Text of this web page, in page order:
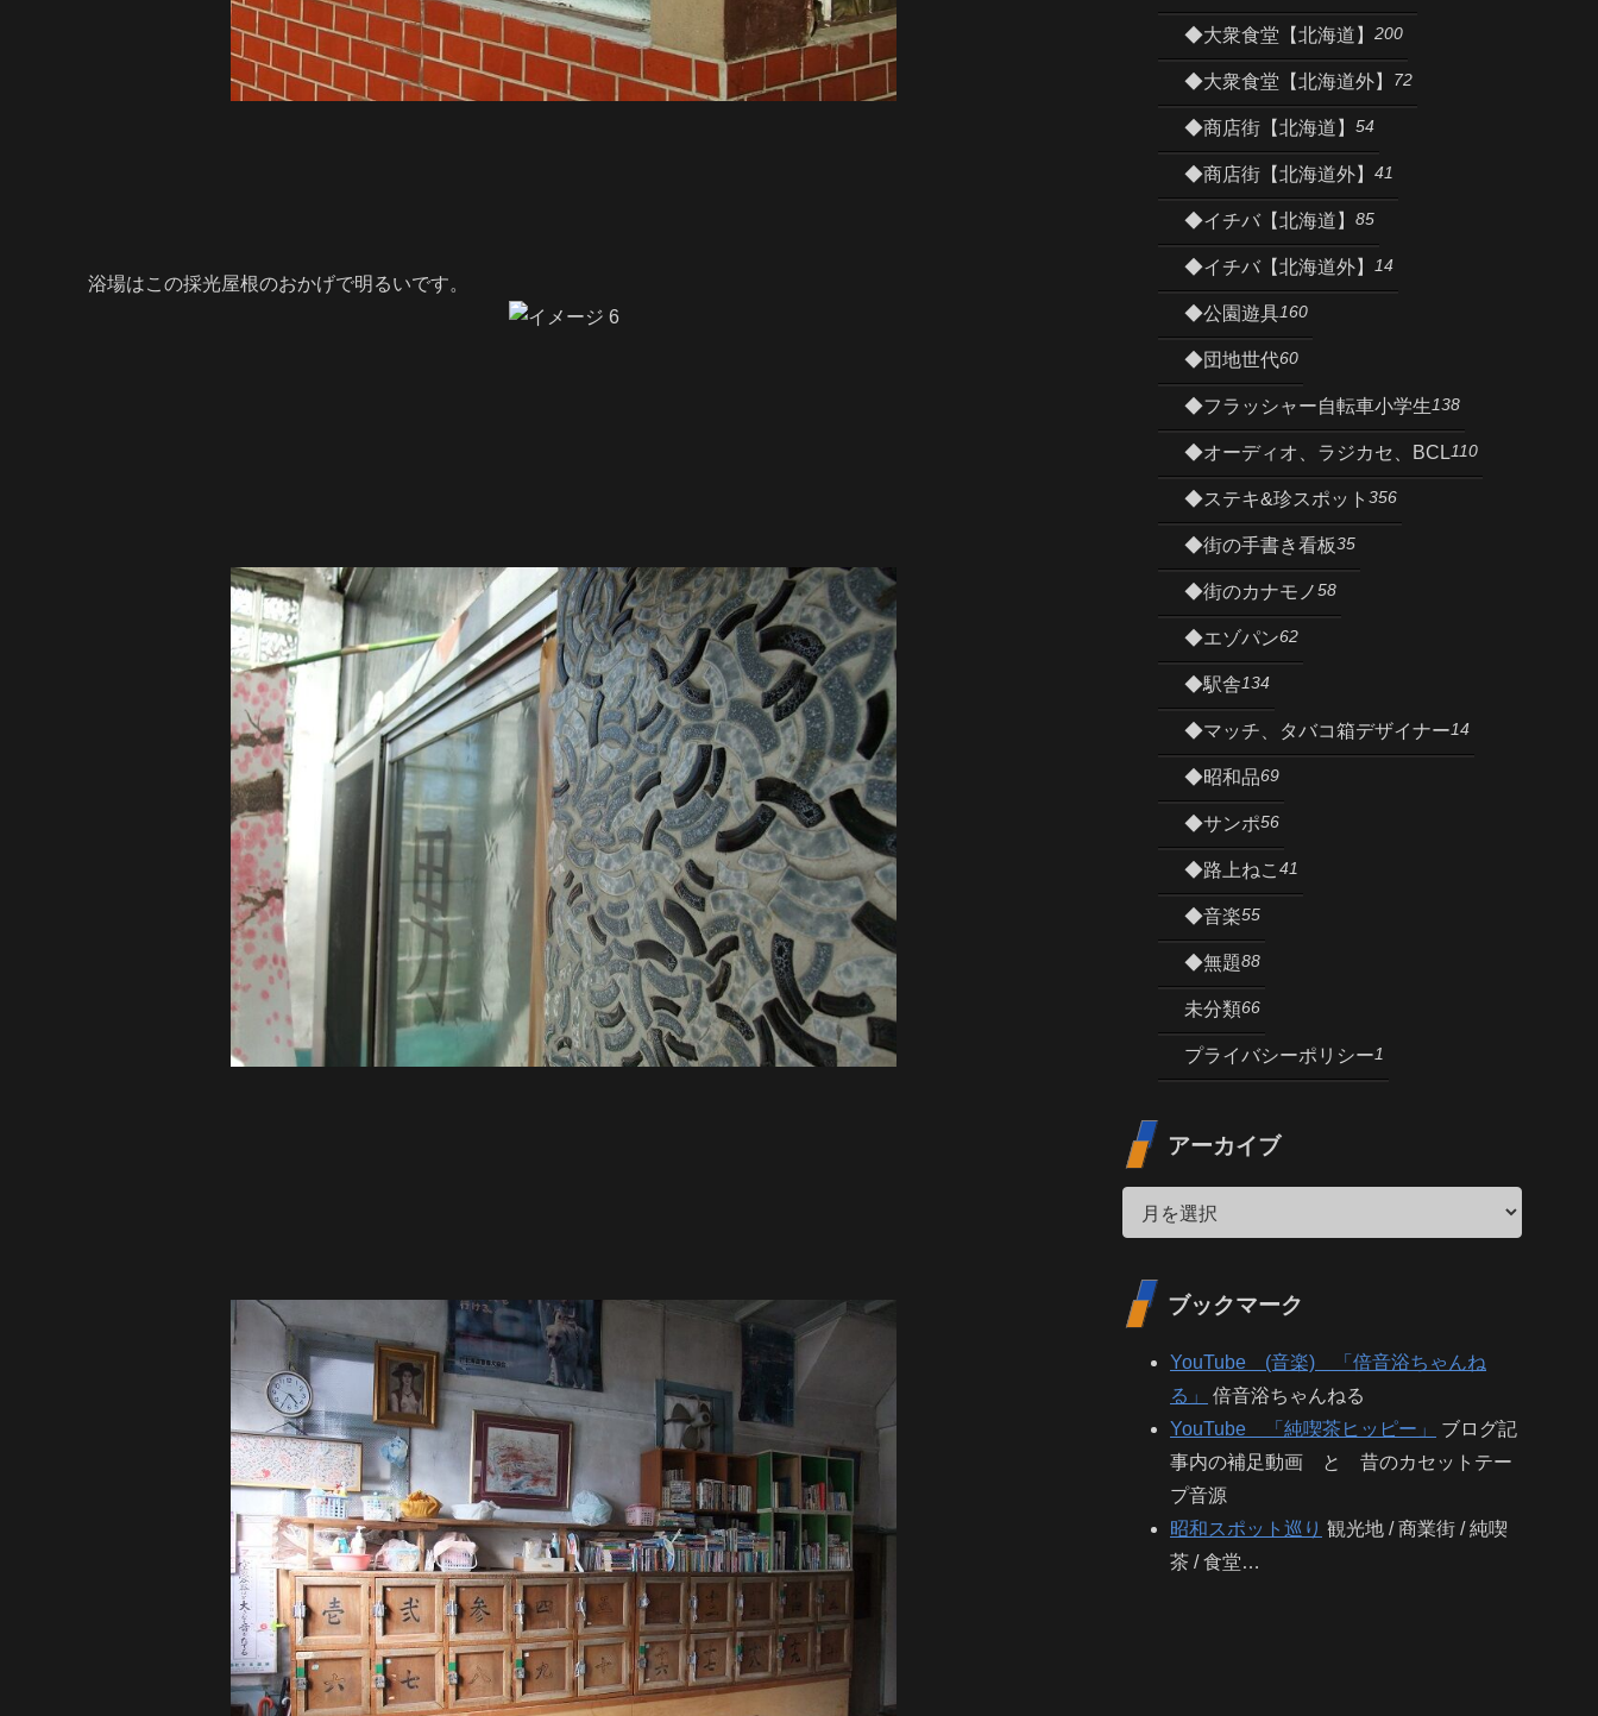
浴場はこの採光屋根のおかげで明るいです。
◆大衆食堂【北海道】 200
◆大衆食堂【北海道外】 72
◆商店街【北海道】 54
◆商店街【北海道外】 41
◆イチバ【北海道】 85
◆イチバ【北海道外】 14
◆公園遊具160
◆団地世代60
◆フラッシャー自転車小学生138
◆オーディオ、ラジカセ、BCL110
◆ステキ&珍スポット 356
◆街の手書き看板35
◆街のカナモノ58
◆エゾパン62
◆駅舎134
◆マッチ、タバコ箱デザイナー14
◆昭和品69
◆サンポ56
◆路上ねこ 41
◆音楽55
◆無題88
未分類66
プライバシーポリシー1
アーカイブ
ブックマーク
YouTube (音楽) 「倍音浴ちゃんね
る」
倍音浴ちゃんねる
YouTube 「純喫茶ヒッピー」
ブログ記
事内の補足動画 と 昔のカセットテー
プ音源
昭和スポット巡り 観光地 / 商業街 / 純喫
茶 / 食堂…